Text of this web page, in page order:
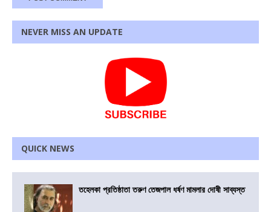
NEVER MISS AN UPDATE
QUICK NEWS
তহেলকা প্রতিষ্ঠাতা তরুণ তেজপাল ধর্ষণ মামলার দোষী সাব্যস্ত